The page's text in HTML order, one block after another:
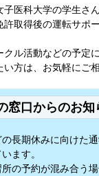
子医科大学の学生さ
取得後の運転サポ
ル活動などの予定
方は、お気軽にご
窓口からのお知
長期休みに向けた
ます。
の予約が混み合う場